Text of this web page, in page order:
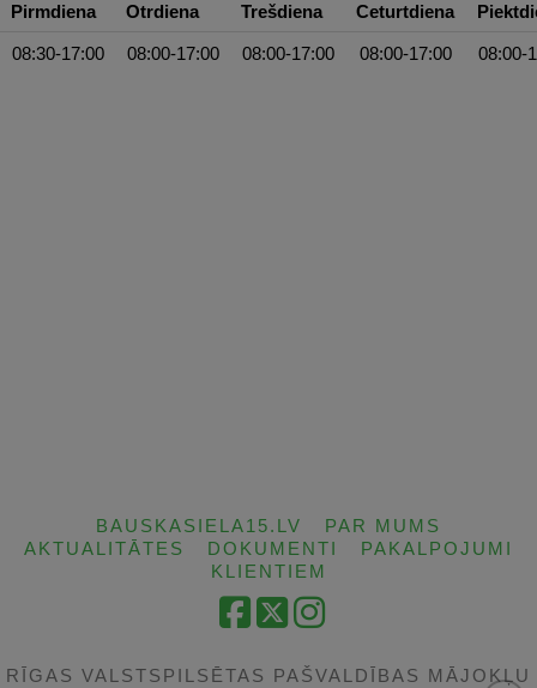
Pirmdiena Otrdiena Trešdiena Ceturtdiena
08:30-17:00 08:00-17:00 08:00-17:00 08:00-17:00 08:00-
BAUSKASIELA15.LV
PAR MUMS
AKTUALITĀTES
DOKUMENTI
PAKALPOJUMI
KLIENTIEM
Facebook
X Instagram
RĪGAS VALSTSPILSĒTAS PAŠVALDĪBAS MĀJOKĻU